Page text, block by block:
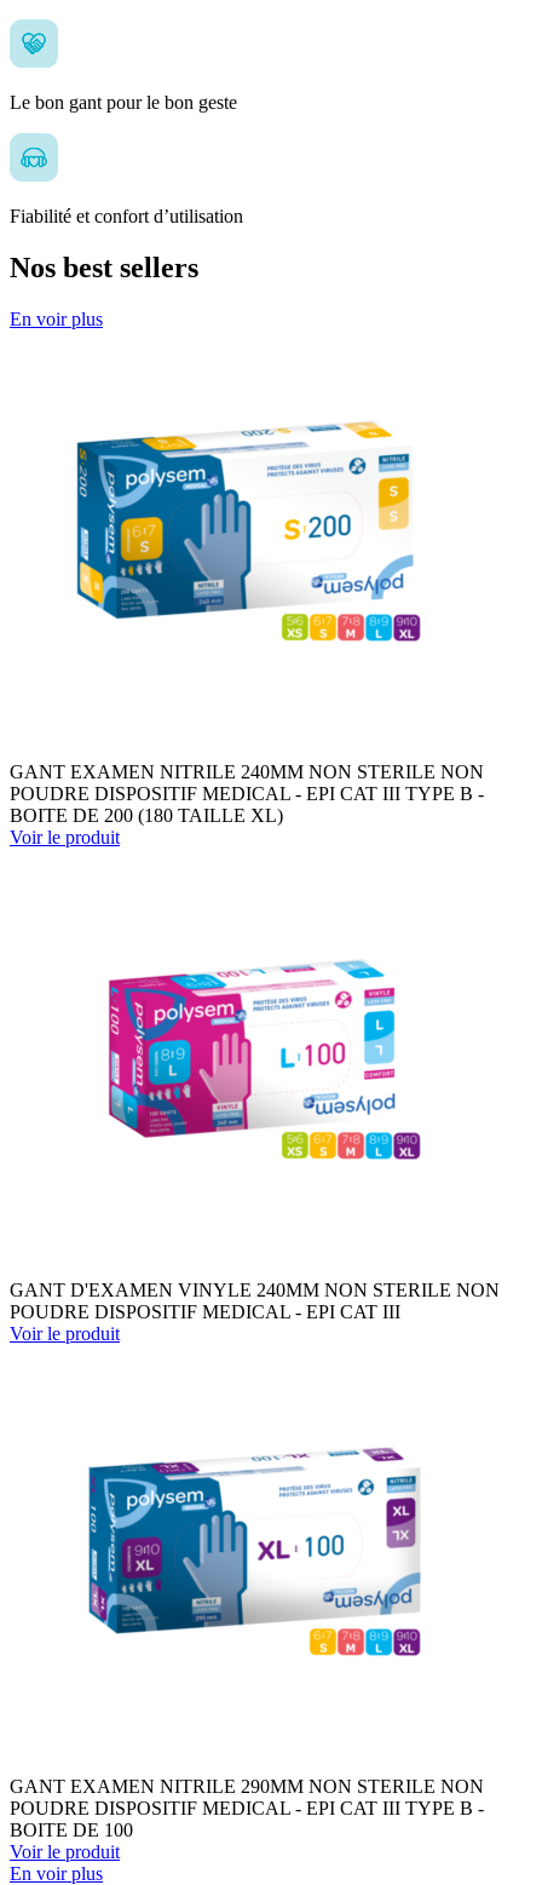
Le bon gant pour le bon geste
Fiabilité et confort d’utilisation
Nos best sellers
En voir plus
GANT EXAMEN NITRILE 240MM NON STERILE NON
POUDRE DISPOSITIF MEDICAL - EPI CAT III TYPE B -
BOITE DE 200 (180 TAILLE XL)
Voir le produit
GANT D'EXAMEN VINYLE 240MM NON STERILE NON
POUDRE DISPOSITIF MEDICAL - EPI CAT III
Voir le produit
GANT EXAMEN NITRILE 290MM NON STERILE NON
POUDRE DISPOSITIF MEDICAL - EPI CAT III TYPE B -
BOITE DE 100
Voir le produit
En voir plus